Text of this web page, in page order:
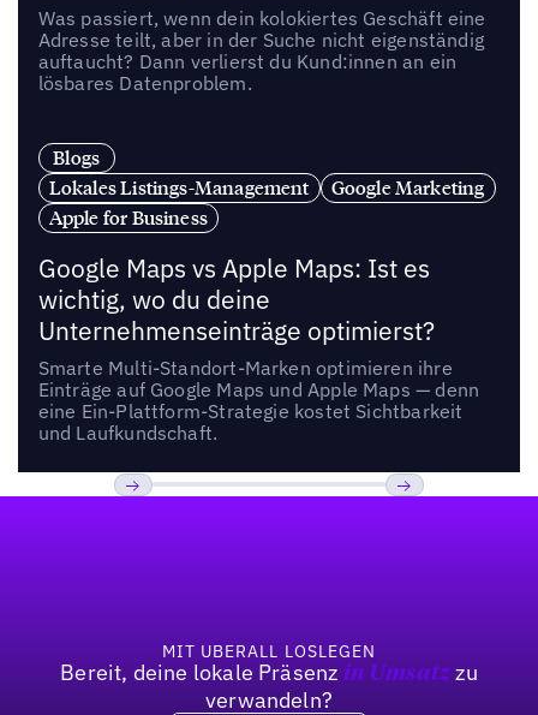
Was passiert, wenn dein kolokiertes Geschäft eine
Adresse teilt, aber in der Suche nicht eigenständig
auftaucht? Dann verlierst du Kund:innen an ein
lösbares Datenproblem.
Blogs
Lokales Listings-Management
Google Marketing
Apple for Business
Google Maps vs Apple Maps: Ist es
wichtig, wo du deine
Unternehmenseinträge optimierst?
Smarte Multi-Standort-Marken optimieren ihre
Einträge auf Google Maps und Apple Maps — denn
eine Ein-Plattform-Strategie kostet Sichtbarkeit
und Laufkundschaft.
MIT UBERALL LOSLEGEN
Bereit, deine lokale Präsenz in Umsatzzu
verwandeln?